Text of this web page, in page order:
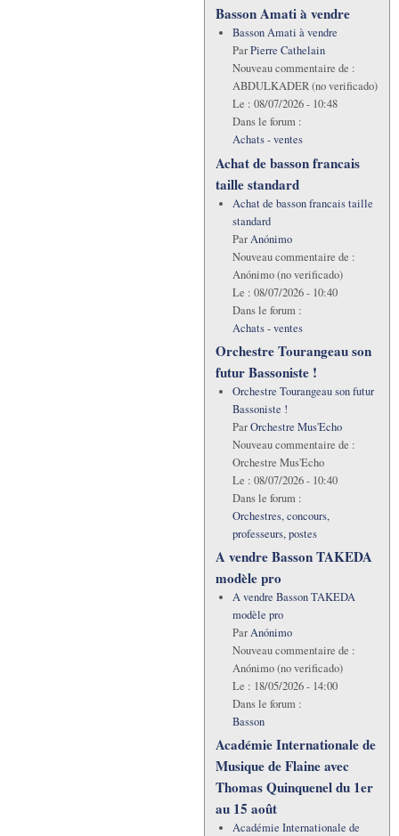
Basson Amati à vendre
Basson Amati à vendre
ParPierre Cathelain
Nouveau commentaire de :
ABDULKADER (no verificado)
Le : 08/07/2026 - 10:48
Dans le forum :
Achats - ventes
Achat de basson francais
taille standard
Achat de basson francais taille
standard
ParAnónimo
Nouveau commentaire de :
Anónimo (no verificado)
Le : 08/07/2026 - 10:40
Dans le forum :
Achats - ventes
Orchestre Tourangeau son
futur Bassoniste !
Orchestre Tourangeau son futur
Bassoniste !
ParOrchestre Mus'Echo
Nouveau commentaire de :
Orchestre Mus'Echo
Le : 08/07/2026 - 10:40
Dans le forum :
Orchestres, concours,
professeurs, postes
A vendre Basson TAKEDA
modèle pro
A vendre Basson TAKEDA
modèle pro
ParAnónimo
Nouveau commentaire de :
Anónimo (no verificado)
Le : 18/05/2026 - 14:00
Dans le forum :
Basson
Académie Internationale de
Musique de Flaine avec
Thomas Quinquenel du 1er
au 15 août
Académie Internationale de